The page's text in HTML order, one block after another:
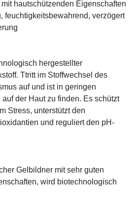
hautschützenden Eigenschaften
feuchtigkeitsbewahrend, verzögert
hergestellter
Ttritt im Stoffwechsel des
auf und ist in geringen
der Haut zu finden. Es schützt
Stress, unterstützt den
und reguliert den pH-
Gelbildner mit sehr guten
wird biotechnologisch